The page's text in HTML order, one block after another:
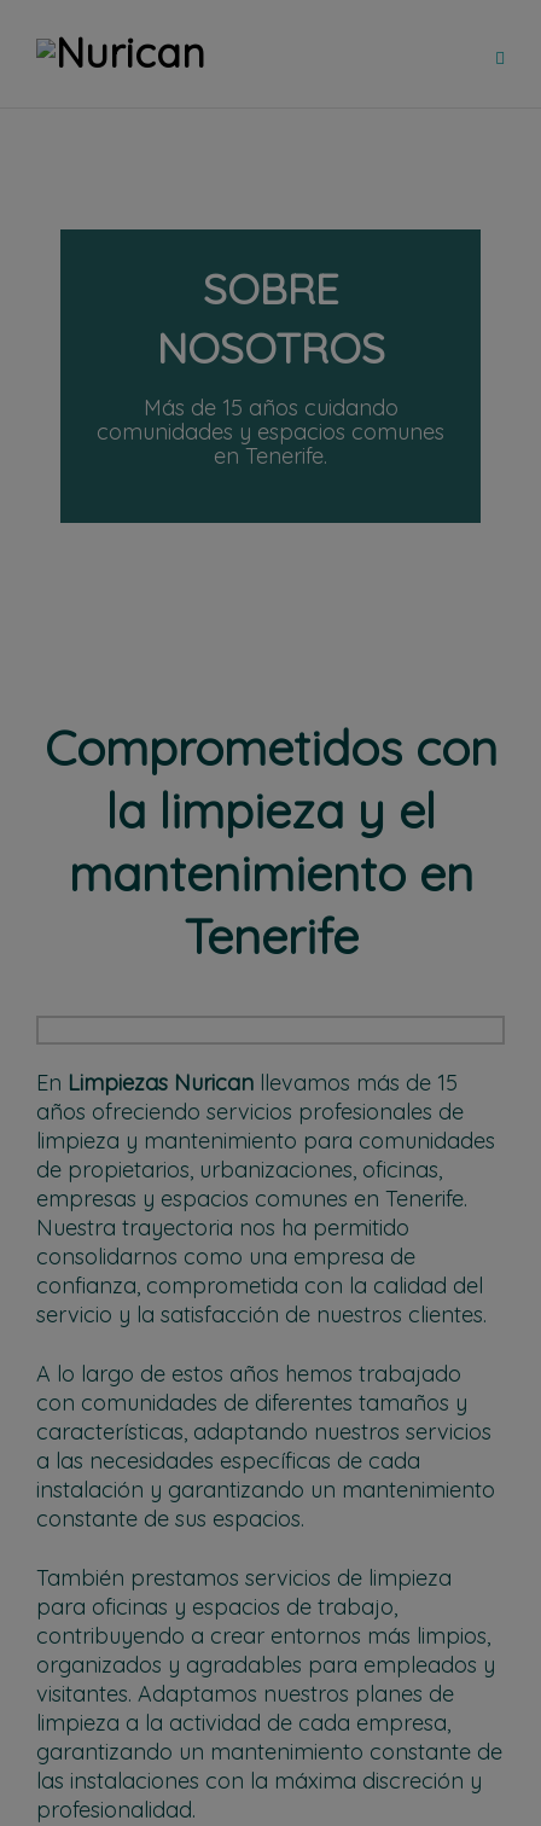
SOBRE
NOSOTROS
Más de 15 años cuidando
comunidades y espacios comunes
en Tenerife.
Comprometidos con
la limpieza y el
mantenimiento en
Tenerife
En Limpiezas Nurican llevamos más de 15
años ofreciendo servicios profesionales de
limpieza y mantenimiento para comunidades
de propietarios, urbanizaciones, oficinas,
empresas y espacios comunes en Tenerife.
Nuestra trayectoria nos ha permitido
consolidarnos como una empresa de
confianza, comprometida con la calidad del
servicio y la satisfacción de nuestros clientes.
A lo largo de estos años hemos trabajado
con comunidades de diferentes tamaños y
características, adaptando nuestros servicios
a las necesidades específicas de cada
instalación y garantizando un mantenimiento
constante de sus espacios.
También prestamos servicios de limpieza
para oficinas y espacios de trabajo,
contribuyendo a crear entornos más limpios,
organizados y agradables para empleados y
visitantes. Adaptamos nuestros planes de
limpieza a la actividad de cada empresa,
garantizando un mantenimiento constante de
las instalaciones con la máxima discreción y
profesionalidad.